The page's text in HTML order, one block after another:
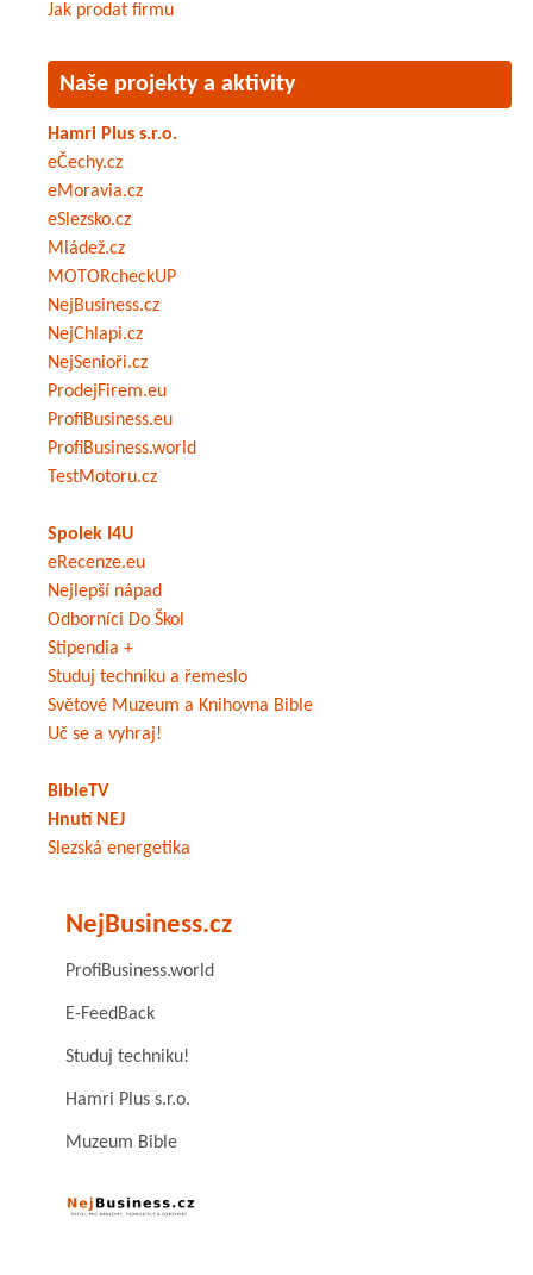
Jak prodat firmu
Naše projekty a aktivity
Hamri Plus s.r.o.
eČechy.cz
eMoravia.cz
eSlezsko.cz
Mládež.cz
MOTORcheckUP
NejBusiness.cz
NejChlapi.cz
NejSenioři.cz
ProdejFirem.eu
ProfiBusiness.eu
ProfiBusiness.world
TestMotoru.cz
Spolek I4U
eRecenze.eu
Nejlepší nápad
Odborníci Do Škol
Stipendia +
Studuj techniku a řemeslo
Světové Muzeum a Knihovna Bible
Uč se a vyhraj!
BibleTV
Hnutí NEJ
Slezská energetika
NejBusiness.cz
ProfiBusiness.world
E-FeedBack
Studuj techniku!
Hamri Plus s.r.o.
Muzeum Bible